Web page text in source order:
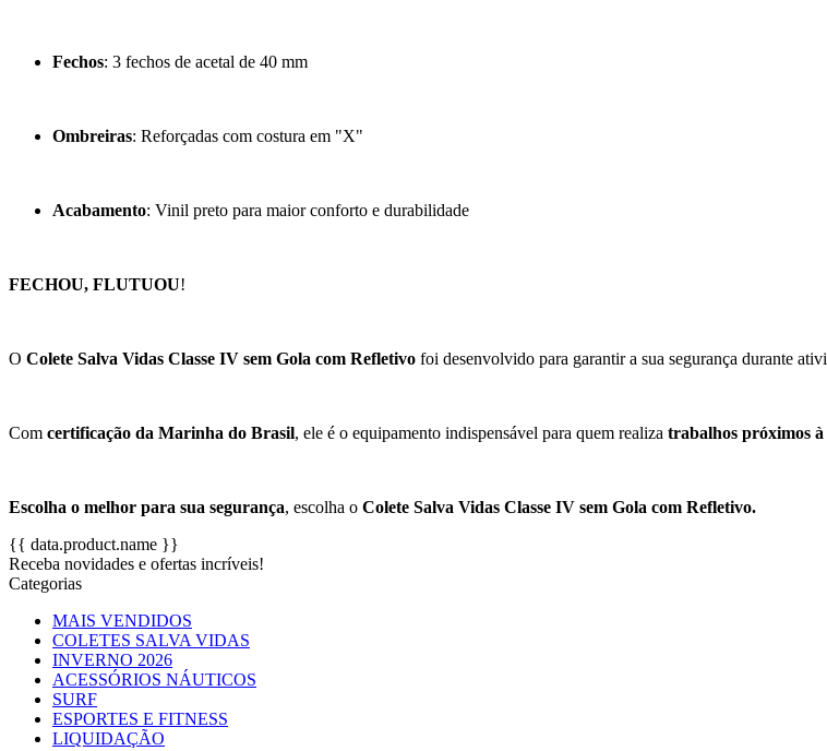
Fechos: 3 fechos de acetal de 40 mm
Ombreiras: Reforçadas com costura em "X"
Acabamento: Vinil preto para maior conforto e durabilidade
FECHOU, FLUTUOU!
O Colete Salva Vidas Classe IV sem Gola com Refletivo foi desenvolvido para garantir a sua segurança durante
Com certificação da Marinha do Brasil, ele é o equipamento indispensável para quem realiza trabalhos próximos
Escolha o melhor para sua segurança, escolha o Colete Salva Vidas Classe IV sem Gola com Refletivo.
{{ data.product.name }}
Receba novidades e ofertas incríveis!
Categorias
MAIS VENDIDOS
COLETES SALVA VIDAS
INVERNO 2026
ACESSÓRIOS NÁUTICOS
SURF
ESPORTES E FITNESS
LIQUIDAÇÃO